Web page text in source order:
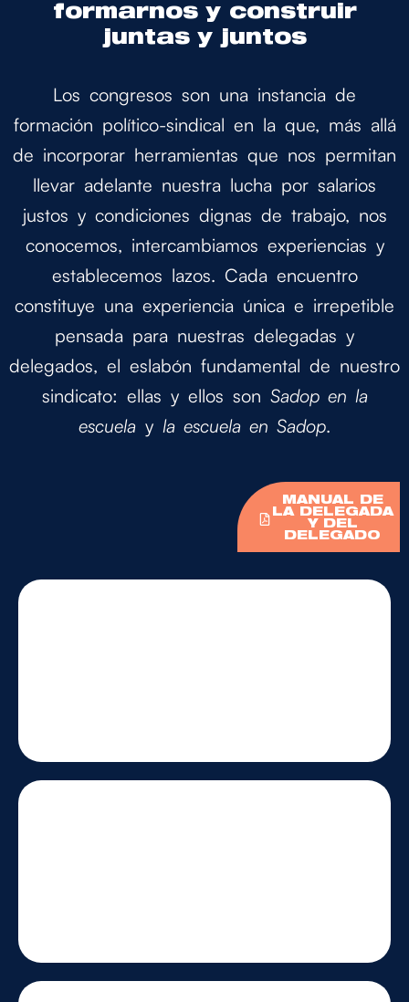
formarnos y construir
juntas y juntos
Los congresos son una instancia de
formación político-sindical en la que, más allá
de incorporar herramientas que nos permitan
llevar adelante nuestra lucha por salarios
justos y condiciones dignas de trabajo, nos
conocemos, intercambiamos experiencias y
establecemos lazos. Cada encuentro
constituye una experiencia única e irrepetible
pensada para nuestras delegadas y
delegados, el eslabón fundamental de nuestro
sindicato: ellas y ellos son Sadop en la
escuela y la escuela en Sadop.
MANUAL DE
LA DELEGADA
Y DEL
DELEGADO